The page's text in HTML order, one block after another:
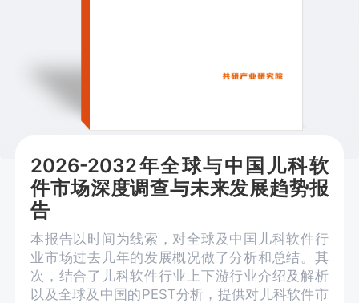
2026-2032年全球与中国儿科软
件市场深度调查与未来发展趋势报
告
本报告以时间为线索，对全球及中国儿科软件行
业市场过去几年的发展概况做了分析和总结。其
次，结合了儿科软件行业上下游行业介绍及解析
以及全球及中国的PEST分析，提供对儿科软件市